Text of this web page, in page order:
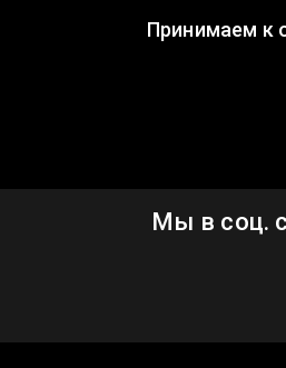
Принимаем к
Мы в соц.